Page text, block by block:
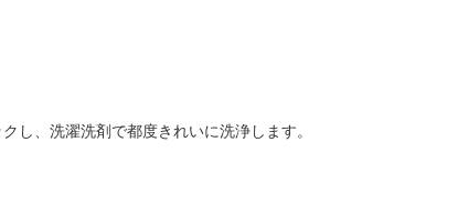
し、洗濯洗剤で都度きれいに洗浄します。